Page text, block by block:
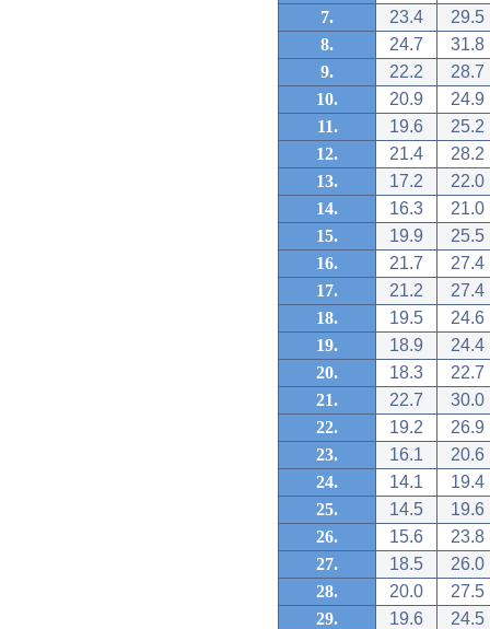
7.
23.4
29.5
8.
24.7
31.8
9.
22.2
28.7
10.
20.9
24.9
11.
19.6
25.2
12.
21.4
28.2
13.
17.2
22.0
14.
16.3
21.0
15.
19.9
25.5
16.
21.7
27.4
17.
21.2
27.4
18.
19.5
24.6
19.
18.9
24.4
20.
18.3
22.7
21.
22.7
30.0
22.
19.2
26.9
23.
16.1
20.6
24.
14.1
19.4
25.
14.5
19.6
26.
15.6
23.8
27.
18.5
26.0
28.
20.0
27.5
29.
19.6
24.5